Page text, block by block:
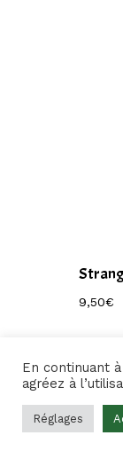
9,50€
En continuant
agréez à
Réglages